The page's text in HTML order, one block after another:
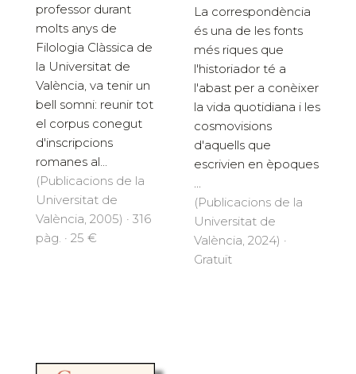
professor durant
molts anys de
Filologia Clàssica de
la Universitat de
València, va tenir un
bell somni: reunir tot
el corpus conegut
d'inscripcions
romanes al...
(Publicacions de la
Universitat de
València, 2005) · 316
pàg. · 25 €
La correspondència
és una de les fonts
més riques que
l'historiador té a
l'abast per a conèixer
la vida quotidiana i les
cosmovisions
d'aquells que
escrivien en èpoques
...
(Publicacions de la
Universitat de
València, 2024) ·
Gratuït